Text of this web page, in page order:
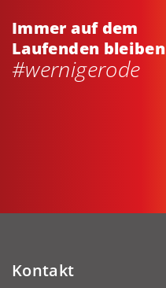
Immer auf dem
Laufenden bleiben
#wernigerode
Kontakt